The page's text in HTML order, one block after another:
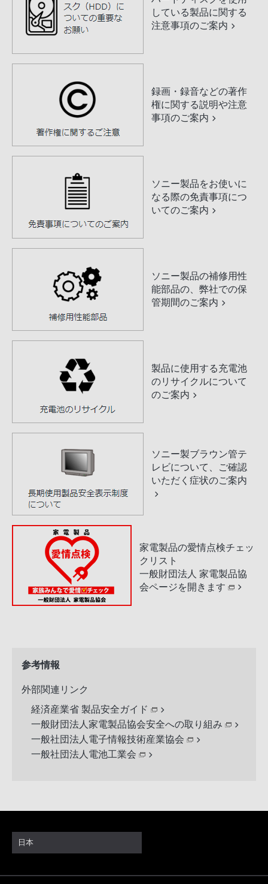
している製品に関する
注意事項のご案内
録画・録音などの著作
権に関する説明や注意
事項のご案内
ソニー製品をお使いに
なる際の免責事項につ
いてのご案内
ソニー製品の補修用性
能部品の、弊社での保
管期間のご案内
製品に使用する充電池
のリサイクルについて
のご案内
ソニー製ブラウン管テ
レビについて、ご確認
いただく症状のご案内
家電製品の愛情点検チェッ
クリスト
一般財団法人 家電製品協
会ページを開きます
参考情報
外部関連リンク
経済産業省 製品安全ガイド
一般財団法人家電製品協会安全への取り組み
一般社団法人電子情報技術産業協会
一般社団法人電池工業会
日本